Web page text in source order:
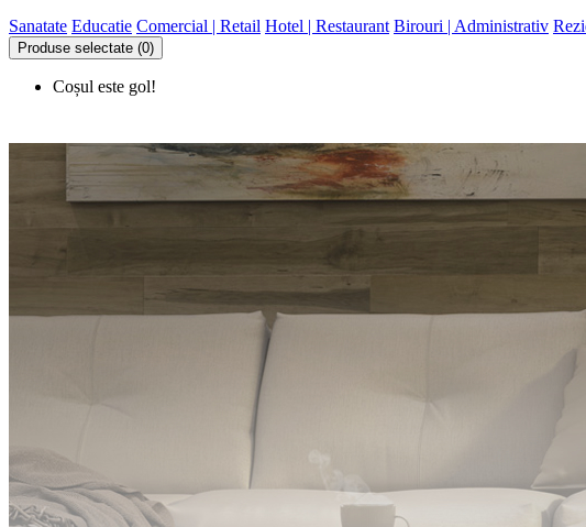
Sanatate Educatie Comercial | Retail Hotel | Restaurant Birouri | Administrativ
Produse selectate (0)
Coșul este gol!